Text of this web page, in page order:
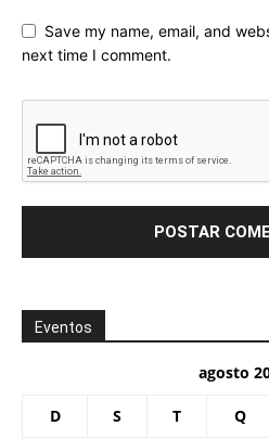
Save my name, email, and
next time I comment.
Eventos
agosto
D S T Q